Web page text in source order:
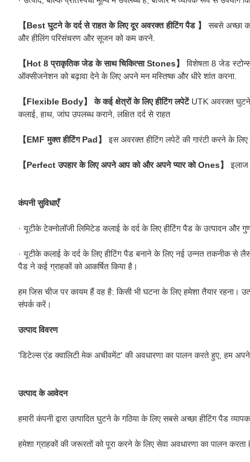
【Best घुटने के दर्द से राहत के लिए दूर अवरक्त हीटिंग पैड 】 सबसे अच्छा
और हीलिंग परिसंचरण और सूजन को कम करने.
【Hot 8 प्राकृतिक जेड के साथ चिकित्सा Stones】 विशेषता 8 जेड
ऑक्सीजनेशन को बढ़ावा देने के लिए अपने मन मस्तिष्क और धीरे शांत करना.
【Flexible Body】 के कई क्षेत्रों के लिए हीटिंग लपेटें UTK अवरक्त घुटने
कलाई, हाथ, जांघ उपलब्ध कराने, लक्षित दर्द से राहत
【EMF मुक्त हीटिंग Pad】 इस अवरक्त हीटिंग लपेटें की गारंटी करने के
【Perfect उपहार के लिए अपने आप को और अपने प्यार को Ones】 इलाज
कंपनी सुविधाएँ
· यूटीके टेक्नोलॉजी लिमिटेड कलाई के दर्द के लिए हीटिंग पैड के उत्पादन और
· यूटीके कलाई के दर्द के लिए हीटिंग पैड बनाने के लिए नई उन्नत तकनीक से लैस
पैड ने कई ग्राहकों को आकर्षित किया है।
हम जिस चीज पर कायम हैं वह है: किसी भी घटना के लिए हमेशा तैयार
संपर्क करें।
उत्पाद विवरण
'डिटेल्स एंड क्वालिटी मेक अचीवमेंट' की अवधारणा का पालन करते हुए, हम
उत्पाद के आवेदन
हमारी कंपनी द्वारा उत्पादित घुटने के गठिया के लिए सबसे अच्छा हीटिंग पैड
हमेशा ग्राहकों की जरूरतों को पूरा करने के लिए सेवा अवधारणा का पालन